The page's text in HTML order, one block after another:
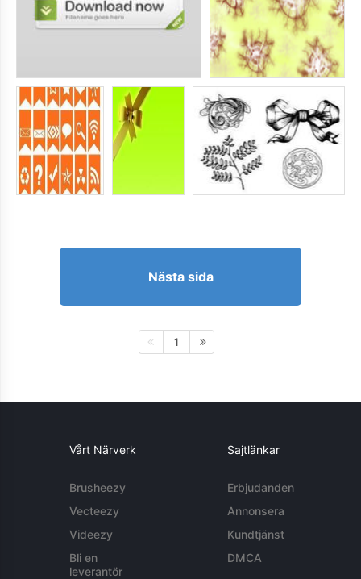
Nästa sida
1
Vårt Närverk
Brusheezy
Vecteezy
Videezy
Bli en
leverantör
Sajtlänkar
Erbjudanden
Annonsera
Kundtjänst
DMCA